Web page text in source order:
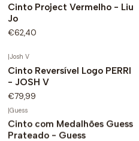
Cinto Project Vermelho - Liu
Jo
€62,40
|Josh V
Cinto Reversível Logo PERRI
- JOSH V
€79,99
|Guess
Cinto com Medalhões Guess
Prateado - Guess